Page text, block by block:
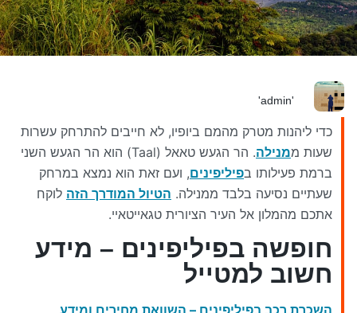
'admin'
כדי ליהנות מטרק מהמם ביופיו, לא חייבים להתרחק עשרות
שעות ממנילה
. הר הגעש טאאל (Taal) הוא הר הגעש השני
ברמת פעילותו בפיליפינים, ועם זאת הוא נמצא במרחק
שעתיים נסיעה בלבד ממנילה. הטיול המודרך הזה לוקח
אתכם מהמלון אל העיר הציורית טגאייטאיי.
חופשה בפיליפינים – מידע
חשוב למטייל